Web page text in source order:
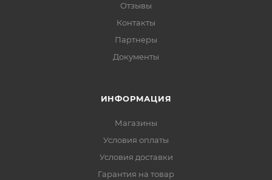
Отзывы
Контакты
Партнеры
Документы
ИНФОРМАЦИЯ
Магазины
Условия оплаты
Условия доставки
Гарантия на товар